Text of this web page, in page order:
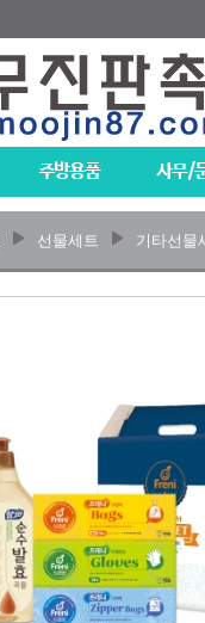
선물세트 기타선물